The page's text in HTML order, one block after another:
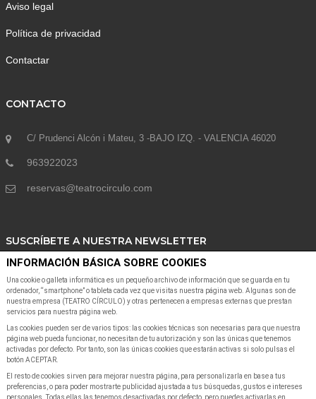
Aviso legal
Política de privacidad
Contactar
CONTACTO
C/ Prudenci Alcón i Mateu, 3 -BAJO IZQ. - VALENCIA 46020
963922023
reservas@teatrocirculo.com
SUSCRÍBETE A NUESTRA NEWSLETTER
Suscribete a nuestra Newsletter para recibir las últimas noticias y ofertas
INFORMACIÓN BÁSICA SOBRE COOKIES
Una cookie o galleta informática es un pequeño archivo de información que se guarda en tu
ordenador, “smartphone” o tableta cada vez que visitas nuestra página web. Algunas son de
nuestra empresa (TEATRO CÍRCULO) y otras pertenecen a empresas externas que prestan
servicios para nuestra página web.
Las cookies pueden ser de varios tipos: las cookies técnicas son necesarias para que nuestra
página web pueda funcionar, no necesitan de tu autorización y son las únicas que tenemos
activadas por defecto. Por tanto, son las únicas cookies que estarán activas si solo pulsas el
botón ACEPTAR.
El resto de cookies sirven para mejorar nuestra página, para personalizarla en base a tus
preferencias, o para poder mostrarte publicidad ajustada a tus búsquedas, gustos e intereses
personales. Todas ellas las tenemos desactivadas por defecto, pero puedes activarlas en